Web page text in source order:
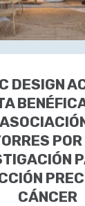
DESIGN
CÁNCER